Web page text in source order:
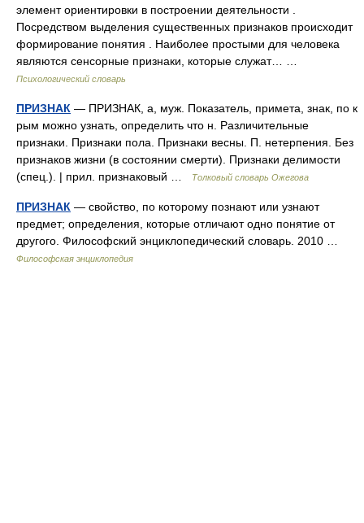
элемент ориентировки в построении деятельности .
Посредством выделения существенных признаков происходит
формирование понятия . Наиболее простыми для человека
являются сенсорные признаки, которые служат… …
Психологический словарь
ПРИЗНАК — ПРИЗНАК, а, муж. Показатель, примета, знак, по к
рым можно узнать, определить что н. Различительные
признаки. Признаки пола. Признаки весны. П. нетерпения. Без
признаков жизни (в состоянии смерти). Признаки делимости
(спец.). | прил. признаковый …
Толковый словарь Ожегова
ПРИЗНАК — свойство, по которому познают или узнают
предмет; определения, которые отличают одно понятие от
другого. Философский энциклопедический словарь. 2010 …
Философская энциклопедия